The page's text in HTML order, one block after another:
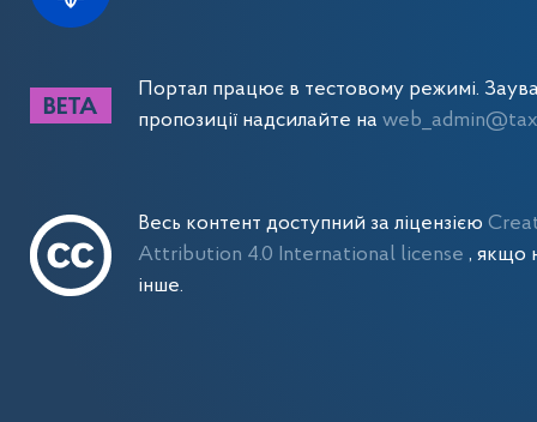
Портал працює в тестовому режимі.
пропозиції надсилайте на
Весь контент доступний за ліцензією
Attribution 4.0 International license , якщо
інше.